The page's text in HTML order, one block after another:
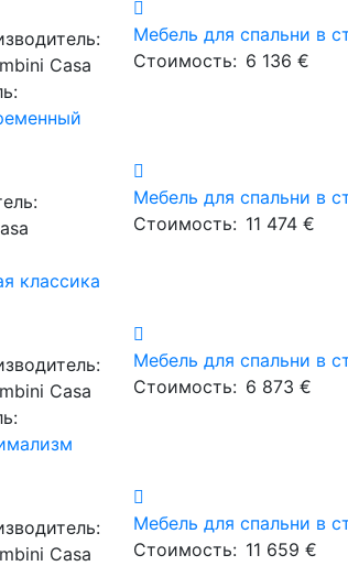
Casa
Мебель для спальни в
Стоимость: 6 136 €
классика
Мебель для спальни в
Стоимость: 11 474 €
Casa
Мебель для спальни в
Стоимость: 6 873 €
Casa
Мебель для спальни в
Стоимость: 11 659 €